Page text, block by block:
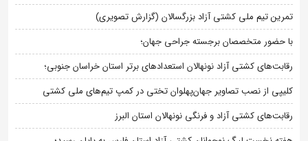
تمرین تیم ملی کشتی آزاد بزرگسالان (گزارش تصویری)
با حضور متخصصان برجسته جراحی جهان؛
رقابت‌های کشتی آزاد نونهالان استعدادهای برتر استان خراسان جنوبی؛
کلیپی از نصب تصاویر جهان‌پهلوان تختی در کمپ تیم‌های ملی کشتی
رقابت‌های کشتی آزاد و فرنگی نونهالان استان البرز